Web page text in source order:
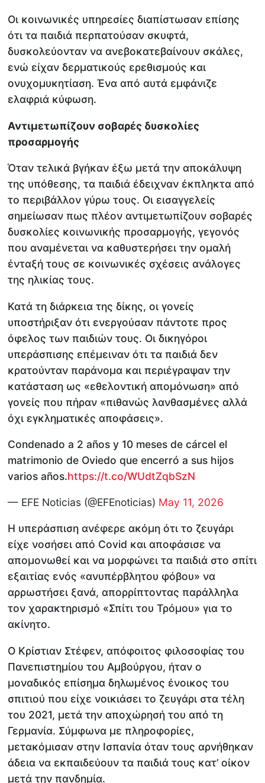
Οι κοινωνικές υπηρεσίες διαπίστωσαν επίσης
ότι τα παιδιά περπατούσαν σκυφτά,
δυσκολεύονταν να ανεβοκατεβαίνουν σκάλες,
ενώ είχαν δερματικούς ερεθισμούς και
ονυχομυκητίαση. Ένα από αυτά εμφάνιζε
ελαφριά κύφωση.
Αντιμετωπίζουν σοβαρές δυσκολίες
προσαρμογής
Όταν τελικά βγήκαν έξω μετά την αποκάλυψη
της υπόθεσης, τα παιδιά έδειχναν έκπληκτα από
το περιβάλλον γύρω τους. Οι εισαγγελείς
σημείωσαν πως πλέον αντιμετωπίζουν σοβαρές
δυσκολίες κοινωνικής προσαρμογής, γεγονός
που αναμένεται να καθυστερήσει την ομαλή
ένταξή τους σε κοινωνικές σχέσεις ανάλογες
της ηλικίας τους.
Κατά τη διάρκεια της δίκης, οι γονείς
υποστήριξαν ότι ενεργούσαν πάντοτε προς
όφελος των παιδιών τους. Οι δικηγόροι
υπεράσπισης επέμειναν ότι τα παιδιά δεν
κρατούνταν παράνομα και περιέγραψαν την
κατάσταση ως «εθελοντική απομόνωση» από
γονείς που πήραν «πιθανώς λανθασμένες αλλά
όχι εγκληματικές αποφάσεις».
Condenado a 2 años y 10 meses de cárcel el
matrimonio de Oviedo que encerró a sus hijos
varios años.https://t.co/WUdtZqbSzN
— EFE Noticias (@EFEnoticias) May 11, 2026
Η υπεράσπιση ανέφερε ακόμη ότι το ζευγάρι
είχε νοσήσει από Covid και αποφάσισε να
απομονωθεί και να μορφώνει τα παιδιά στο σπίτι
εξαιτίας ενός «ανυπέρβλητου φόβου» να
αρρωστήσει ξανά, απορρίπτοντας παράλληλα
τον χαρακτηρισμό «Σπίτι του Τρόμου» για το
ακίνητο.
Ο Κρίστιαν Στέφεν, απόφοιτος φιλοσοφίας του
Πανεπιστημίου του Αμβούργου, ήταν ο
μοναδικός επίσημα δηλωμένος ένοικος του
σπιτιού που είχε νοικιάσει το ζευγάρι στα τέλη
του 2021, μετά την αποχώρησή του από τη
Γερμανία. Σύμφωνα με πληροφορίες,
μετακόμισαν στην Ισπανία όταν τους αρνήθηκαν
άδεια να εκπαιδεύουν τα παιδιά τους κατ’ οίκον
μετά την πανδημία.